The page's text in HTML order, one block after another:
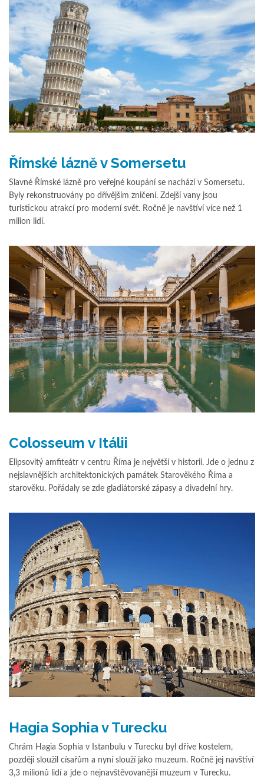
Římské lázně v Somersetu
Slavné Římské lázně pro veřejné koupání se nachází v Somersetu.
Byly rekonstruovány po dřívějším zničení. Zdejší vany jsou
turistickou atrakcí pro moderní svět. Ročně je navštíví více než 1
milion lidí.
Colosseum v Itálii
Elipsovitý amfiteátr v centru Říma je největší v historii. Jde o jednu z
nejslavnějších architektonických památek Starověkého Říma a
starověku. Pořádaly se zde gladiátorské zápasy a divadelní hry.
Hagia Sophia v Turecku
Chrám Hagia Sophia v Istanbulu v Turecku byl dříve kostelem,
později sloužil císařům a nyní slouží jako muzeum. Ročně jej navštíví
3,3 milionů lidí a jde o nejnavštěvovanější muzeum v Turecku.